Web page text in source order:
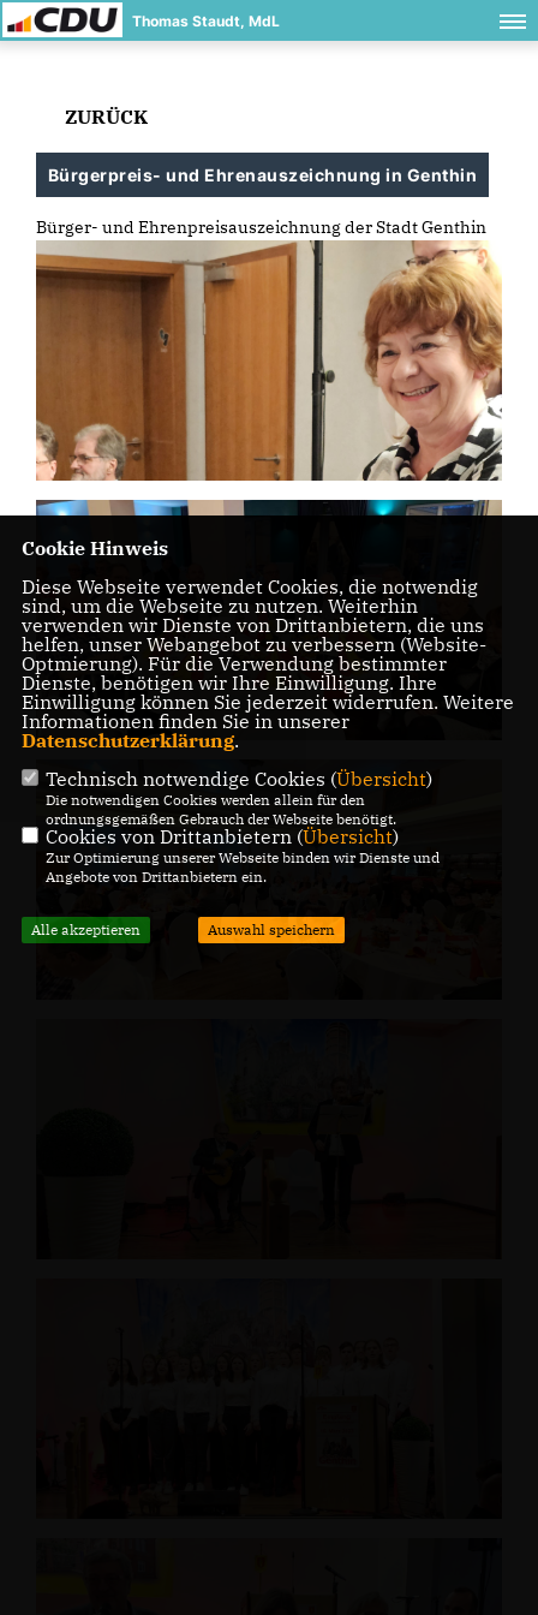
Thomas Staudt, MdL
ZURÜCK
Bürgerpreis- und Ehrenauszeichnung in Genthin
Bürger- und Ehrenpreisauszeichnung der Stadt Genthin
Cookie Hinweis
Diese Webseite verwendet Cookies, die notwendig
sind, um die Webseite zu nutzen. Weiterhin
verwenden wir Dienste von Drittanbietern, die uns
helfen, unser Webangebot zu verbessern (Website-
Optmierung). Für die Verwendung bestimmter
Dienste, benötigen wir Ihre Einwilligung. Ihre
Einwilligung können Sie jederzeit widerrufen. Weitere
Informationen finden Sie in unserer
Datenschutzerklärung.
Technisch notwendige Cookies (Übersicht)
Die notwendigen Cookies werden allein für den
ordnungsgemäßen Gebrauch der Webseite benötigt.
Cookies von Drittanbietern (Übersicht)
Zur Optimierung unserer Webseite binden wir Dienste und
Angebote von Drittanbietern ein.
Alle akzeptieren Auswahl speichern